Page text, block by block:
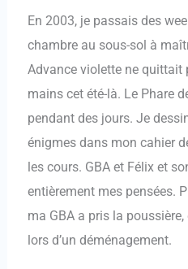
En 2003, je passais des
chambre au sous-sol à
Advance violette ne quittait
mains cet été-là. Le Phare
pendant des jours. Je
énigmes dans mon cahier
les cours. GBA et Félix et
entièrement mes pensées.
ma GBA a pris la
lors d’un déménagement.